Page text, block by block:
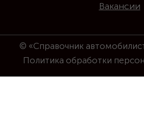
Вакансии
© «Справочник
Политика обработки